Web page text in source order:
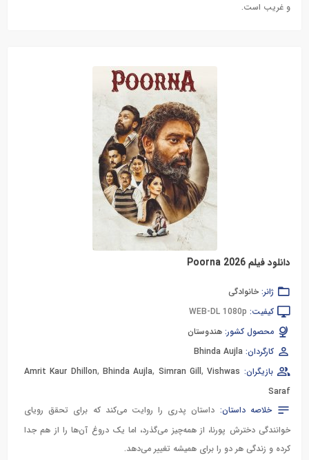
و غریب است.
دانلود فیلم Poorna 2026
ژانر: خانوادگی
کیفیت: WEB-DL 1080p
محصول کشور: هندوستان
کارگردان: Bhinda Aujla
بازیگران:
Amrit Kaur Dhillon,Bhinda Aujla, Simran Gill,Vishwas
Saraf
خلاصه داستان: داستان پدری را روایت می‌کند که برای تحقق رویای
خوانندگی دخترش پورنا، از همه‌چیز می‌گذرد، اما یک دروغ آن‌ها را از هم جدا
کرده و زندگی هر دو را برای همیشه تغییر می‌دهد.